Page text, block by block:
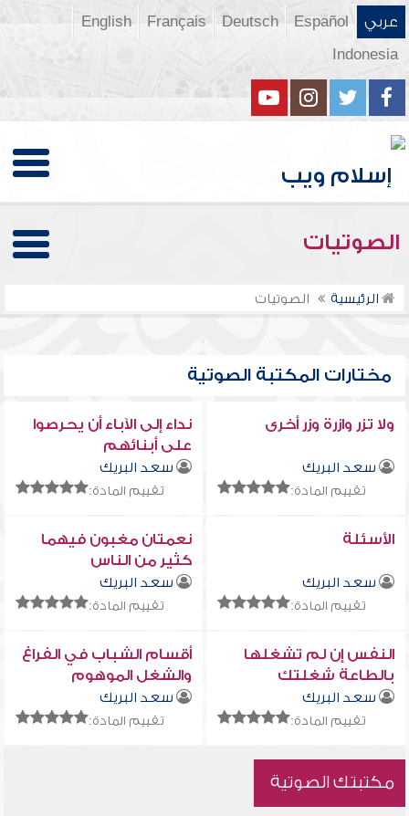
عربي Español
Deutsch
Français
English
Indonesia
الصوتيات
الرئيسية الصوتيات
مختارات المكتبة الصوتية
ولا تزر وازرة وزر أخرى
سعد البريك
تقييم المادة:
نداء إلى الآباء أن يحرصوا
على أبنائهم
سعد البريك
تقييم المادة:
الأسئلة
سعد البريك
تقييم المادة:
نعمتان مغبون فيهما
كثير من الناس
سعد البريك
تقييم المادة:
النفس إن لم تشغلها
بالطاعة شغلتك
بالمعصية
سعد البريك
تقييم المادة:
أقسام الشباب في الفراغ
والشغل الموهوم
سعد البريك
تقييم المادة:
مكتبتك الصوتية